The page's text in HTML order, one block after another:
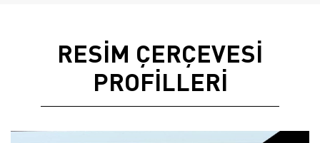
RESİM ÇERÇEVESİ
PROFİLLERİ